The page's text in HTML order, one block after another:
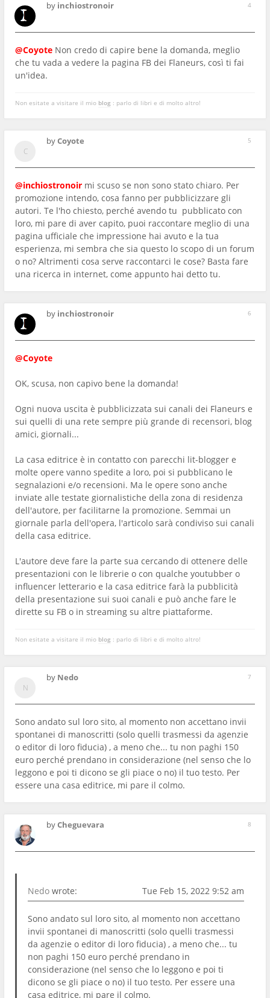
4
by inchiostronoir
@Coyote Non credo di capire bene la domanda, meglio
che tu vada a vedere la pagina FB dei Flaneurs, così ti fai
un'idea.
Non esitate a visitare il mio blog : parlo di libri e di molto altro!
5
byCoyote
@inchiostronoir mi scuso se non sono stato chiaro. Per
promozione intendo, cosa fanno per pubblicizzare gli
autori. Te l'ho chiesto, perché avendo tu pubblicato con
loro, mi pare di aver capito, puoi raccontare meglio di una
pagina ufficiale che impressione hai avuto e la tua
esperienza, mi sembra che sia questo lo scopo di un forum
o no? Altrimenti cosa serve raccontarci le cose? Basta fare
una ricerca in internet, come appunto hai detto tu.
6
by inchiostronoir
@Coyote
OK, scusa, non capivo bene la domanda!
Ogni nuova uscita è pubblicizzata sui canali dei Flaneurs e
sui quelli di una rete sempre più grande di recensori, blog
amici, giornali...
La casa editrice è in contatto con parecchi lit-blogger e
molte opere vanno spedite a loro, poi si pubblicano le
segnalazioni e/o recensioni. Ma le opere sono anche
inviate alle testate giornalistiche della zona di residenza
dell'autore, per facilitarne la promozione. Semmai un
giornale parla dell'opera, l'articolo sarà condiviso sui canali
della casa editrice.
L'autore deve fare la parte sua cercando di ottenere delle
presentazioni con le librerie o con qualche youtubber o
influencer letterario e la casa editrice farà la pubblicità
della presentazione sui suoi canali e può anche fare le
dirette su FB o in streaming su altre piattaforme.
Non esitate a visitare il mio blog : parlo di libri e di molto altro!
7
by Nedo
Sono andato sul loro sito, al momento non accettano invii
spontanei di manoscritti (solo quelli trasmessi da agenzie
o editor di loro fiducia) , a meno che... tu non paghi 150
euro perché prendano in considerazione (nel senso che lo
leggono e poi ti dicono se gli piace o no) il tuo testo. Per
essere una casa editrice, mi pare il colmo.
8
byCheguevara
Nedo wrote: Tue Feb 15, 2022 9:52 am
Sono andato sul loro sito, al momento non accettano
invii spontanei di manoscritti (solo quelli trasmessi
da agenzie o editor di loro fiducia) , a meno che... tu
non paghi 150 euro perché prendano in
considerazione (nel senso che lo leggono e poi ti
dicono se gli piace o no) il tuo testo. Per essere una
casa editrice, mi pare il colmo.